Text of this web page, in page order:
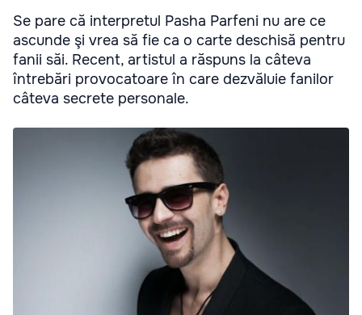
Se pare că interpretul Pasha Parfeni nu are ce
ascunde şi vrea să fie ca o carte deschisă pentru
fanii săi. Recent, artistul a răspuns la câteva
întrebări provocatoare în care dezvăluie fanilor
câteva secrete personale.